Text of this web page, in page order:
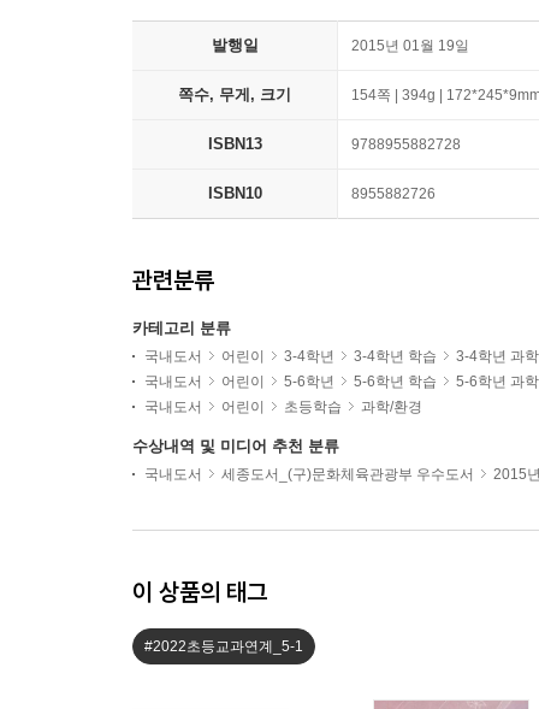
발행일 2015년 01월 19일
쪽수, 무게, 크기 154쪽 | 394g |
ISBN13 9788955882728
ISBN10 8955882726
관련분류
카테고리 분류
국내도서 어린이 3-4학년 3-4학년 학습
3-4학년 과
국내도서
어린이 5-6학년 5-6학년 학습
5-6학년 과
국내도서
어린이 초등학습 과학/환경
수상내역 및 미디어 추천 분류
국내도서 세종도서_(구)문화체육관광부 우수도서 2015
이 상품의 태그
#2022초등교과연계_5-1